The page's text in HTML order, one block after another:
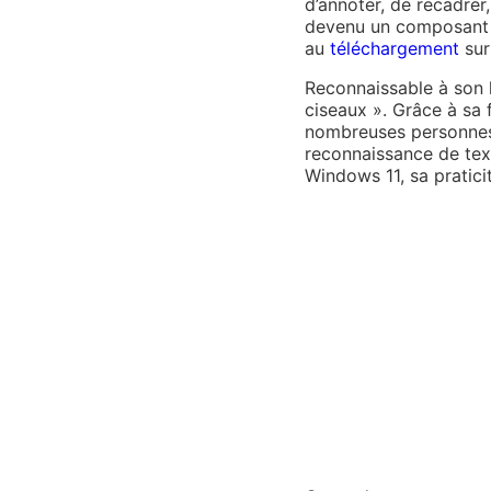
devenu un
autéléchargement
Reconnaissable à
ciseaux ». Grâce à
nombreuses
reconnaissance de
Windows 11, sa